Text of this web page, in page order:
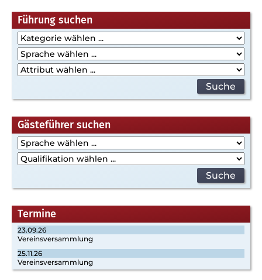
Beitragsnavigation
Führung suchen
Gästeführer suchen
Termine
23.09.26
Vereinsversammlung
25.11.26
Vereinsversammlung